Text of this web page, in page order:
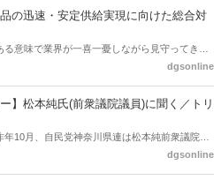
ではこうした問題について、厚労省「薬局薬剤
に関するワーキンググループ」に参考人とし
ジマ薬局（長野県上田市）開設者である飯島裕
品の迅速・安定供給実現に向けた総合対
る意味で業界が一喜一憂しながら見守ってきた
・安定供給実現に向けた総合対策に関する有識
。ドラビズon-lineでは検討会を総括する目的で
振興・医療情報企画課長（医薬産業振興・医療
・セルフメディケーション推進室長併任）安藤
名誉教授の三村優美子氏、 日本保険薬局協会医
dgsonline
】松本純氏(前衆議院議員)に聞く／トリ
年10月、自民党神奈川県連は松本純前衆議院議
区」（横浜市中区・磯子区・金沢区）の支部長
dgsonline